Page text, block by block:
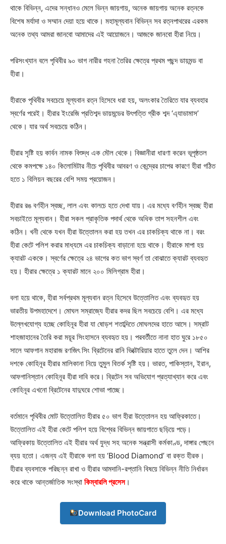
Champs21
থাকে বিভিন্ন, এদের সন্ধানও মেলে ভিন্ন জায়গায়, অনেক জায়গায় অনেক রত্নকে
বিশেষ মর্যাদা ও সম্মান দেয়া হয়ে থাকে। মহামূল্যবান বিভিন্ন সব রত্নপাথরের এরকম
অনেক তথ্য আমরা জানবো আমাদের এই আয়োজনে। আজকে জানবো হীরা নিয়ে।
পরিসংখ্যান বলে পৃথিবীর ৯০ ভাগ নারীর গহনা তৈরির ক্ষেত্রে প্রথম পছন্দ ডায়মন্ড বা
হীরা।
হীরাকে পৃথিবীর সবচেয়ে মূল্যবান রত্ন হিসেবে ধরা হয়, অলংকার তৈরিতে যার ব্যবহার
স্বর্ণের পরেই। হীরার ইংরেজি প্রতিশব্দ ডায়মন্ডের উৎপত্তি গ্রীক শব্দ ‘এ্যাডামাস’
থেকে। যার অর্থ সবচেয়ে কঠিন।
হীরার সৃষ্টি হয় কার্বন নামক বিশুদ্ধ এক মৌল থেকে। বিজ্ঞানীরা ধারণা করেন ভূপৃষ্ঠতল
থেকে কমপক্ষে ১৪০ কিলোমিটার নীচে পৃথিবীর আবরণ ও কেন্দ্রের চাপের কারণে হীরা গঠিত
হতে ১ বিলিয়ন বছরের বেশি সময় প্রয়োজন।
হীরার রঙ বর্ণহীন স্বচ্ছ, লাল এবং কালচে হতে দেখা যায়। এর মধ্যে বর্ণহীন স্বচ্ছ হীরা
সবচাইতে মূল্যবান। হীরা সকল প্রাকৃতিক পদার্থ থেকে অধিক তাপ সহনশীল এবং
কঠিন। খনী থেকে যখন হীরা উত্তোলন করা হয় তখন এর চাকচিক্য থাকে না। বরং
হীরা কেটে পলিশ করার মাধ্যমে এর চাকচিক্য বাড়ানো হয়ে থাকে। হীরাকে মাপা হয়
ক্যারট এককে। স্বর্ণের ক্ষেত্রে ২৪ ভাগের কত ভাগ স্বর্ণ তা বোঝাতে ক্যারট ব্যবহৃত
হয়। হীরার ক্ষেত্রে ১ ক্যারট মানে ২০০ মিলিগ্রাম হীরা।
বলা হয়ে থাকে, হীরা সর্বপ্রথম মূল্যবান রত্ন হিসেবে উত্তোলিত এবং ব্যবহৃত হয়
ভারতীয় উপমহাদেশে। মোঘল সম্রাজ্যে হীরার কদর ছিল সবচেয়ে বেশি। এর মধ্যে
উল্লেখযোগ্য হচ্ছে কোহিনূর হীরা যা ষোড়শ শতাব্দিতে মোঘলদের হাতে আসে। সম্রাট
শাহজাহানের তৈরি করা ময়ূর সিংহাসনে ব্যবহৃত হয়। পরবর্তীতে নানা হাত ঘুরে ১৮৫০
সালে আফগান মহারাজ রণজিৎ সিং ব্রিটেনের রানি ভিক্টোরিয়ার হাতে তুলে দেন। আশির
দশকে কোহিনূর হীরার মালিকানা নিয়ে তুমুল বিতর্ক সৃষ্টি হয়। ভারত, পাকিস্তান, ইরান,
আফগানিস্তান কোহিনূর হীরা দাবি করে। ব্রিটেন সব অভিযোগ প্রত্যাখ্যান করে এবং
কোহিনূর এখনো ব্রিটেনের যাদুঘরে শোভা পাচ্ছে।
বর্তমানে পৃথিবীর মোট উত্তোলিত হীরার ৫০ ভাগ হীরা উত্তোলন হয় আফ্রিকাতে।
উত্তোলিত এই হীরা কেটে পলিশ হয়ে বিশ্বের বিভিন্ন জায়গাতে ছড়িয়ে পড়ে।
আফ্রিকায় উত্তোলিত এই হীরার অর্থ যুদ্ধ সহ অনেক সন্ত্রাসী কর্মকাণ্ড, দাঙ্গার পেছনে
ব্যয় হতো। এজন্য এই হীরাকে বলা হয় ‘Blood Diamond’ বা রক্ত হীরক।
হীরার ব্যবসাকে পরিছন্ন রাখা ও হীরার আমদানি-রপ্তানি বিষয়ে বিভিন্ন নীতি নির্ধারন
করে থাকে আন্তর্জাতিক সংস্থা কিম্বারলি প্রসেস।
Download PhotoCard